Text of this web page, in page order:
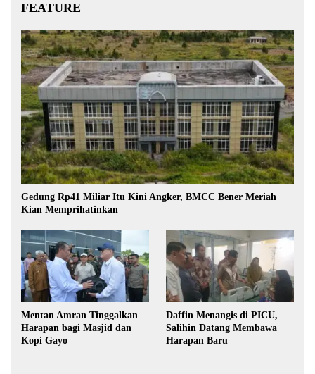
FEATURE
Gedung Rp41 Miliar Itu Kini Angker, BMCC Bener Meriah
Kian Memprihatinkan
Mentan Amran Tinggalkan
Harapan bagi Masjid dan
Kopi Gayo
Daffin Menangis di PICU,
Salihin Datang Membawa
Harapan Baru